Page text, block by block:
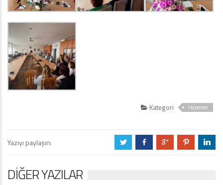
Kategori Haberler
Yazıyı paylaşın: a b c d j
DIĞER YAZILAR